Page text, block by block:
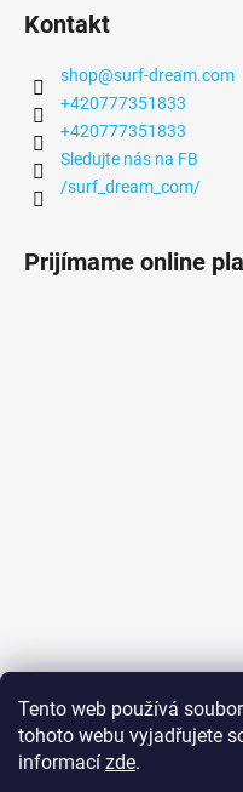
Tento web používá
tohoto webu vyjadřujete
informací zde.
Kontakt
shop@surf-dream.com
+420777351833
+420777351833
Sledujte nás na FB
/surf_dream_com/
Prijímame online
Ubytování na